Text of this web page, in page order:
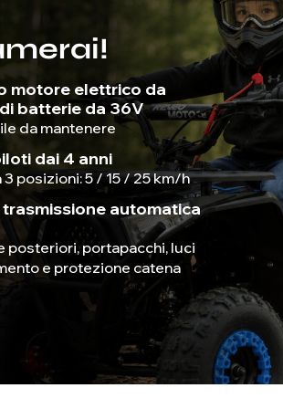
motore elettrico da
batterie da 36V
da mantenere
dai 4 anni
posizioni: 5 / 15 / 25 km/h
automatica
posteriori, portapacchi, luci
e protezione catena